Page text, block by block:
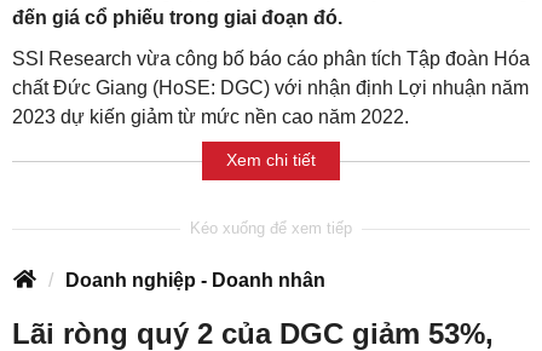
đến giá cổ phiếu trong giai đoạn đó.
SSI Research vừa công bố báo cáo phân tích Tập đoàn Hóa
chất Đức Giang (HoSE: DGC) với nhận định Lợi nhuận năm
2023 dự kiến giảm từ mức nền cao năm 2022.
Xem chi tiết
Doanh nghiệp - Doanh nhân
Lãi ròng quý 2 của DGC giảm 53%,